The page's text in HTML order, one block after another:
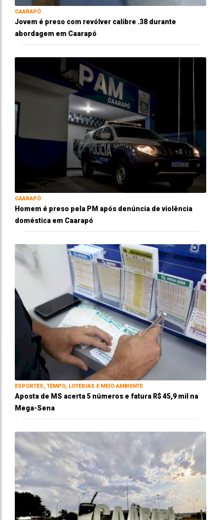
CAARAPÓ
Jovem é preso com revólver calibre .38 durante
abordagem em Caarapó
CAARAPÓ
Homem é preso pela PM após denúncia de violência
doméstica em Caarapó
ESPORTES, TEMPO, LOTERIAS E MEIO AMBIENTE
Aposta de MS acerta 5 números e fatura R$ 45,9 mil na
Mega-Sena